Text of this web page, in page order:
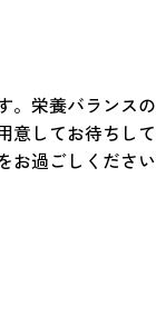
。栄養バランス
してお待ちして
過ごしください